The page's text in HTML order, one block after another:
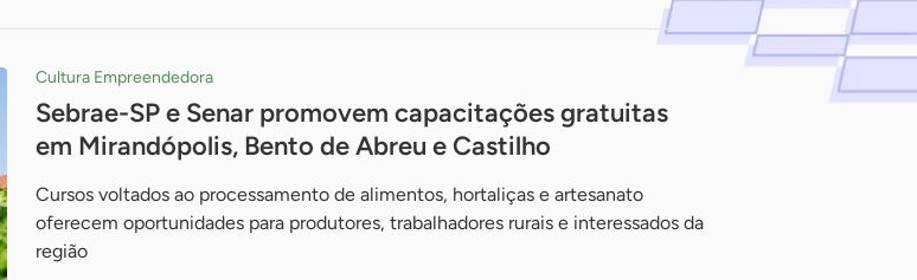
Cultura Empreendedora
Sebrae-SP e Senar promovem capacitações gratuitas
em Mirandópolis, Bento de Abreu e Castilho
Cursos voltados ao processamento de alimentos, hortaliças e artesanato
oferecem oportunidades para produtores, trabalhadores rurais e interessados da
região